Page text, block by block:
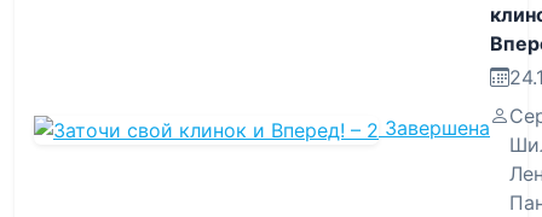
Завершена